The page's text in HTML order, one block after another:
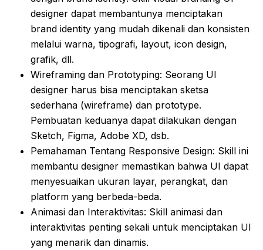
designer dapat membantunya menciptakan
brand identity yang mudah dikenali dan konsisten
melalui warna, tipografi, layout, icon design,
grafik, dll.
Wireframing dan Prototyping: Seorang UI
designer harus bisa menciptakan sketsa
sederhana (wireframe) dan prototype.
Pembuatan keduanya dapat dilakukan dengan
Sketch, Figma, Adobe XD, dsb.
Pemahaman Tentang Responsive Design: Skill ini
membantu designer memastikan bahwa UI dapat
menyesuaikan ukuran layar, perangkat, dan
platform yang berbeda-beda.
Animasi dan Interaktivitas: Skill animasi dan
interaktivitas penting sekali untuk menciptakan UI
yang menarik dan dinamis.